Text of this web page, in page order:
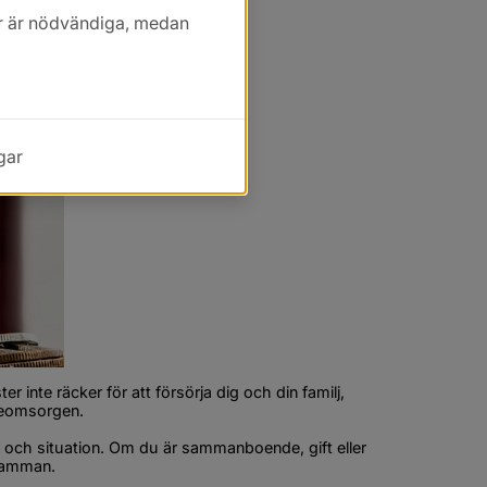
bistånd
inte räcker för att försörja dig och din familj,
situation. Om du är sammanboende, gift eller
nödvändiga, medan